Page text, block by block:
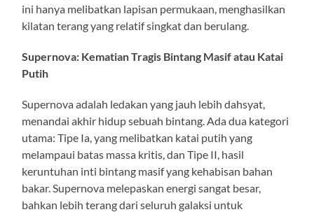
ini hanya melibatkan lapisan permukaan, menghasilkan
kilatan terang yang relatif singkat dan berulang.
Supernova: Kematian Tragis Bintang Masif atau Katai
Putih
Supernova adalah ledakan yang jauh lebih dahsyat,
menandai akhir hidup sebuah bintang. Ada dua kategori
utama: Tipe Ia, yang melibatkan katai putih yang
melampaui batas massa kritis, dan Tipe II, hasil
keruntuhan inti bintang masif yang kehabisan bahan
bakar. Supernova melepaskan energi sangat besar,
bahkan lebih terang dari seluruh galaksi untuk